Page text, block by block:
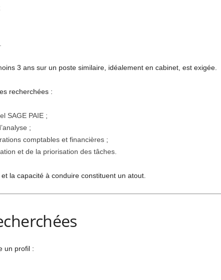
3 ans sur un poste similaire, idéalement en cabinet, est exigée.
recherchées :
SAGE PAIE ;
;
comptables et financières ;
et de la priorisation des tâches.
la capacité à conduire constituent un atout.
un profil :